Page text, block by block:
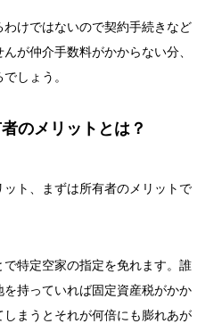
けではないので契約手続きなど
が仲介手数料がかからない分、
しょう。
のメリットとは？
ト、まずは所有者のメリットで
特定空家の指定を免れます。誰
持っていれば固定資産税がかか
しまうとそれが何倍にも膨れあが